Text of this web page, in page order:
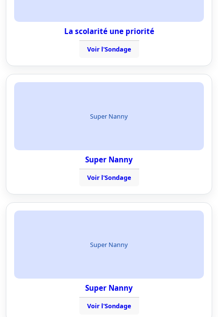
La scolarité une priorité
Voir l'Sondage
Super Nanny
Super Nanny
Voir l'Sondage
Super Nanny
Super Nanny
Voir l'Sondage